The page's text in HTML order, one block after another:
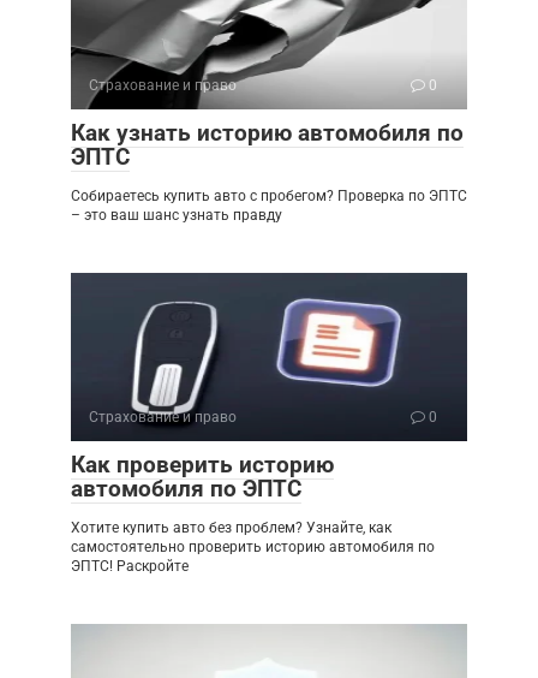
Страхование и право 0
Как узнать историю автомобиля по
ЭПТС
Собираетесь купить авто с пробегом? Проверка по ЭПТС
– это ваш шанс узнать правду
Страхование и право 0
Как проверить историю
автомобиля по ЭПТС
Хотите купить авто без проблем? Узнайте, как
самостоятельно проверить историю автомобиля по
ЭПТС! Раскройте